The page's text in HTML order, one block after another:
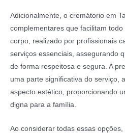
Adicionalmente, o cremátorio em
complementares que facilitam
corpo, realizado por profissionais
serviços essenciais, assegurando
de forma respeitosa e segura. A
uma parte significativa do serviço,
aspecto estético, proporcionando
digna para a família.
Ao considerar todas essas